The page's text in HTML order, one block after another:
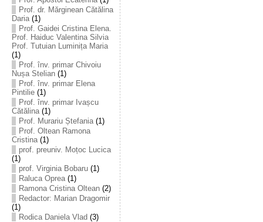
Prof. dr. Mărginean Cătălina
Daria(1)
Prof. Gaidei Cristina Elena.
Prof. Haiduc Valentina Silvia
Prof. Tutuian Luminița Maria
(1)
Prof. înv. primar Chivoiu
Nușa Stelian(1)
Prof. înv. primar Elena
Pintilie(1)
Prof. înv. primar Ivașcu
Cătălina(1)
Prof. Murariu Ștefania(1)
Prof. Oltean Ramona
Cristina(1)
prof. preuniv. Moțoc Lucica
(1)
prof. Virginia Bobaru(1)
Raluca Oprea(1)
Ramona Cristina Oltean(2)
Redactor: Marian Dragomir
(1)
Rodica Daniela Vlad (3)